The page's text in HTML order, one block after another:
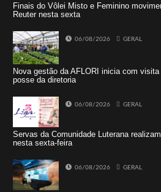
Finais do Vôlei Misto e Feminino
Reuter nesta sexta
06/08/2026 GERAL
Nova gestão da AFLORI inicia com
posse da diretoria
06/08/2026 GERAL
Servas da Comunidade Luterana
nesta sexta-feira
06/08/2026 GERAL